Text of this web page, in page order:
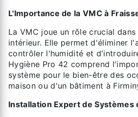
L'Importance de la VMC à
La VMC joue un rôle crucial
intérieur. Elle permet d'éliminer
contrôler l'humidité et
Hygiène Pro 42 comprend
système pour le bien-être des
maison ou d'un bâtiment à
Installation Expert de Systèmes